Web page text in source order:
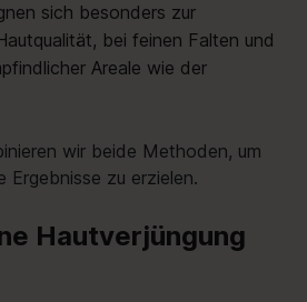
sich besonders zur
bei feinen Falten und
Areale wie der
wir beide Methoden, um
Ergebnisse zu erzielen.
Hautverjüngung